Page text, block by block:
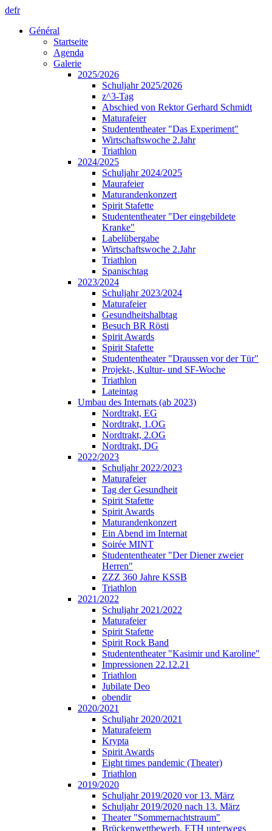
defr
Général
Startseite
Agenda
Galerie
2025/2026
Schuljahr 2025/2026
z^3-Tag
Abschied von Rektor Gerhard Schmidt
Maturafeier
Studententheater "Das Experiment"
Wirtschaftswoche 2.Jahr
Triathlon
2024/2025
Schuljahr 2024/2025
Maurafeier
Maturandenkonzert
Spirit Stafette
Studententheater "Der eingebildete
Kranke"
Labelübergabe
Wirtschaftswoche 2.Jahr
Triathlon
Spanischtag
2023/2024
Schuljahr 2023/2024
Maturafeier
Gesundheitshalbtag
Besuch BR Rösti
Spirit Awards
Spirit Stafette
Studententheater "Draussen vor der Tür"
Projekt-, Kultur- und SF-Woche
Triathlon
Lateintag
Umbau des Internats (ab 2023)
Nordtrakt, EG
Nordtrakt, 1.OG
Nordtrakt, 2.OG
Nordtrakt, DG
2022/2023
Schuljahr 2022/2023
Maturafeier
Tag der Gesundheit
Spirit Stafette
Spirit Awards
Maturandenkonzert
Ein Abend im Internat
Soirée MINT
Studententheater "Der Diener zweier
Herren"
ZZZ 360 Jahre KSSB
Triathlon
2021/2022
Schuljahr 2021/2022
Maturafeier
Spirit Stafette
Spirit Rock Band
Studententheater "Kasimir und Karoline"
Impressionen 22.12.21
Triathlon
Jubilate Deo
obendir
2020/2021
Schuljahr 2020/2021
Maturafeiern
Krypta
Spirit Awards
Eight times pandemic (Theater)
Triathlon
2019/2020
Schuljahr 2019/2020 vor 13. März
Schuljahr 2019/2020 nach 13. März
Theater "Sommernachtstraum"
Brückenwettbewerb, ETH unterwegs